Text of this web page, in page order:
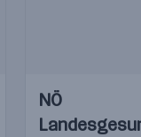
Videos
Einblicke
Einblicke
NÖ